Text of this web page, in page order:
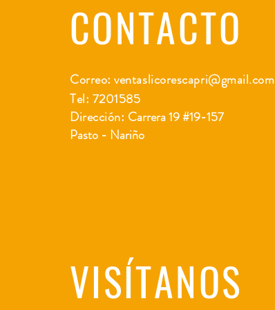
CONTACTO
Correo:ventaslicorescapri@gmail.com
Tel: 7201585
Dirección: Carrera 19 #19-157
Pasto - Nariño
VISÍTANOS